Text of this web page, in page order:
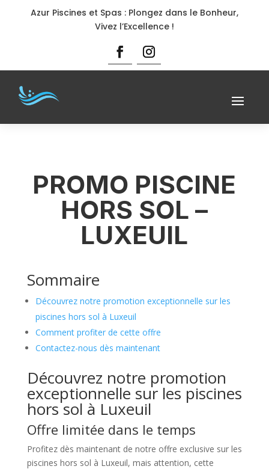
Azur Piscines et Spas : Plongez dans le Bonheur,
Vivez l’Excellence !
PROMO PISCINE
HORS SOL –
LUXEUIL
Sommaire
Découvrez notre promotion exceptionnelle sur les
piscines hors sol à Luxeuil
Comment profiter de cette offre
Contactez-nous dès maintenant
Découvrez notre promotion
exceptionnelle sur les piscines
hors sol à Luxeuil
Offre limitée dans le temps
Profitez dès maintenant de notre offre exclusive sur les
piscines hors sol à Luxeuil, mais attention, cette